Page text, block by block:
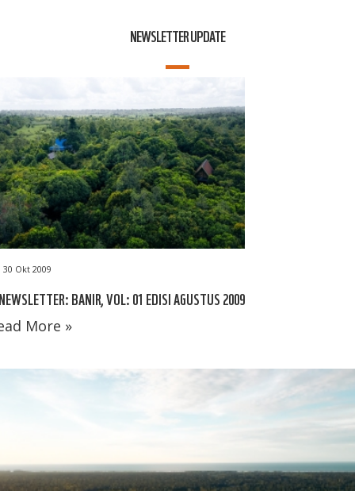
NEWSLETTER UPDATE
30 Okt 2009
BANIR, VOL: 01 EDISI AGUSTUS 2009
More »